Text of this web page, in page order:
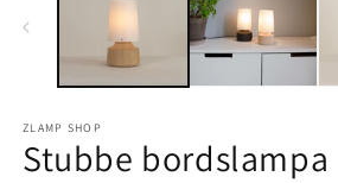
modalfönster
ZLAMP SHOP
Stubbe bordslampa